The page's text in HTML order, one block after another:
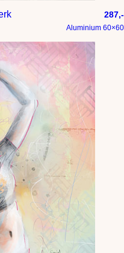
287,-
Aluminium 60×60